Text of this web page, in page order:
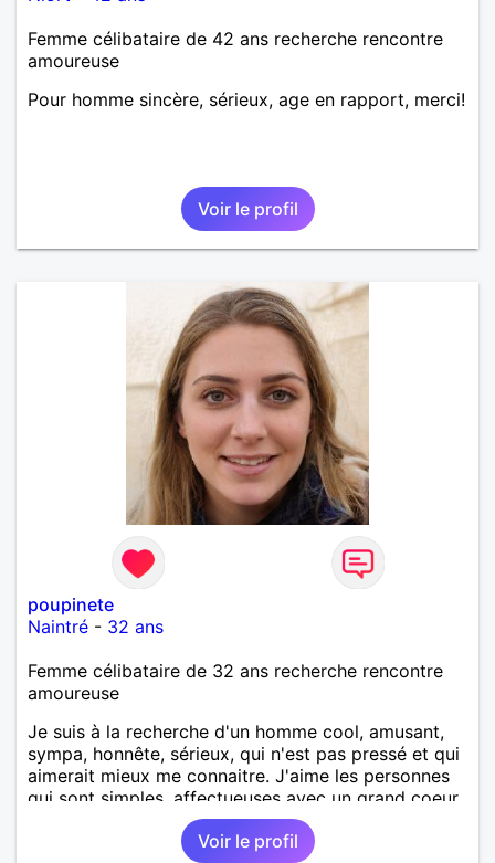
Femme célibataire de 42 ans recherche rencontre
amoureuse
Pour homme sincère, sérieux, age en rapport, merci!
Voir le profil
poupinete
Naintré - 32 ans
Femme célibataire de 32 ans recherche rencontre
amoureuse
Je suis à la recherche d'un homme cool, amusant,
sympa, honnête, sérieux, qui n'est pas pressé et qui
aimerait mieux me connaitre. J'aime les personnes
qui sont simples, affectueuses avec un grand coeur.
Voir le profil